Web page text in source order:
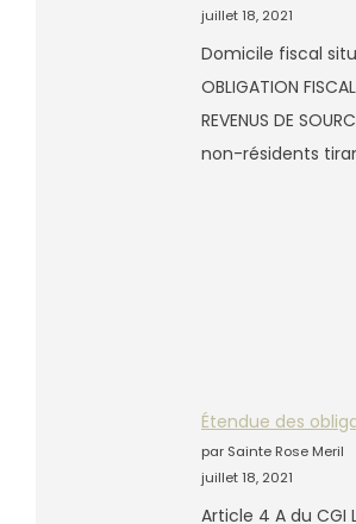
juillet 18, 2021
Domicile fiscal
OBLIGATION
REVENUS DE
non-résidents
Étendue des
par Sainte Rose Meril
juillet 18, 2021
Article 4 A du